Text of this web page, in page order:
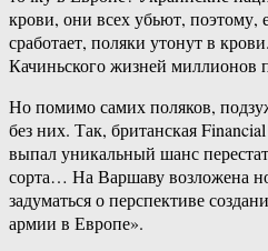
крови, они всех убьют, поэтому,
сработает, поляки утонут в
Качиньского жизней миллионов
Но помимо самих поляков,
без них. Так, британская
выпал уникальный шанс
сорта… На Варшаву возложена
задуматься о перспективе
армии в Европе».